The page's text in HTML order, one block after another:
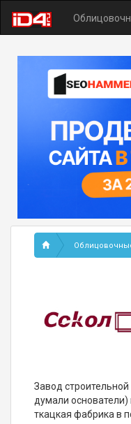
Завод
думали
ткацкая фабрика в